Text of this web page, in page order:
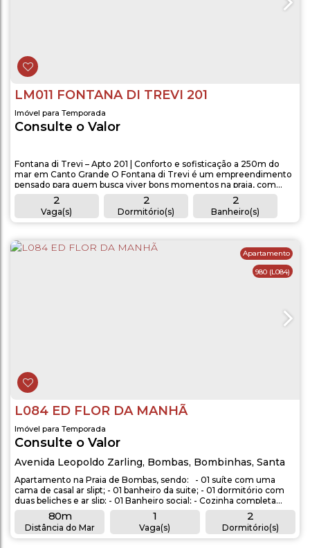
LM011 FONTANA DI TREVI 201
Consulte o Valor
Imóvel para Temporada
2
Dormitório(s)
2
Banheiro(s)
1 2
2
Vaga(s)
Fontana di Trevi – Apto 201 | Conforto e sofisticação a 250m do
mar em Canto Grande O Fontana di Trevi é um empreendimento
pensado para quem busca viver bons momentos na praia, com
conforto, tranquilidade e um toque de exclusividade. Localizado a
apenas 250 metros do mar de Canto Grande, o apartamento 201
oferece tudo o que você precisa para aproveitar ao máximo sua
estadia. Este imóvel...
980 (L084)
Apartamento
L084 ED FLOR DA MANHÃ
Consulte o Valor
Imóvel para Temporada
Avenida Leopoldo Zarling, Bombas, Bombinhas, Santa
2
Dormitório(s)
2 1 1
1
Vaga(s)
80m
Distância do Mar
Apartamento na Praia de Bombas, sendo: - 01 suíte com uma
cama de casal ar slipt; - 01 banheiro da suite; - 01 dormitório com
duas beliches e ar slip; - 01 Banheiro social; - Cozinha completa
com fogão, geladeira, micro-ondas e utensílios completo; -
máquina de lavar roupas; - Churrasqueira; - Aproximadamente 80
metros do mar. OBSERVAÇÕES: - Acomodação para 6 pessoas; -
01 vaga de...